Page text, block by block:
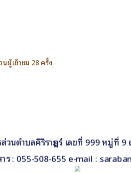
นผู้เข้าชม 28 ครั้ง
วนตำบลคีรีราษฎร์ เลขที่ 999 หมู่ที่
ร : 055-508-655 e-mail :